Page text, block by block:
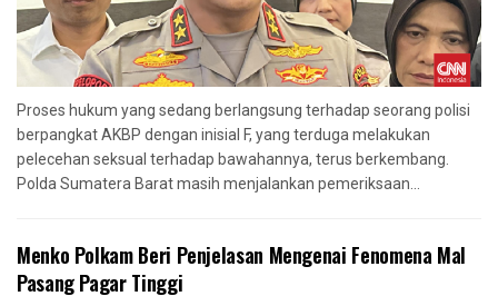
Proses hukum yang sedang berlangsung terhadap seorang polisi
berpangkat AKBP dengan inisial F, yang terduga melakukan
pelecehan seksual terhadap bawahannya, terus berkembang.
Polda Sumatera Barat masih menjalankan pemeriksaan...
Menko Polkam Beri Penjelasan Mengenai Fenomena Mal
Pasang Pagar Tinggi